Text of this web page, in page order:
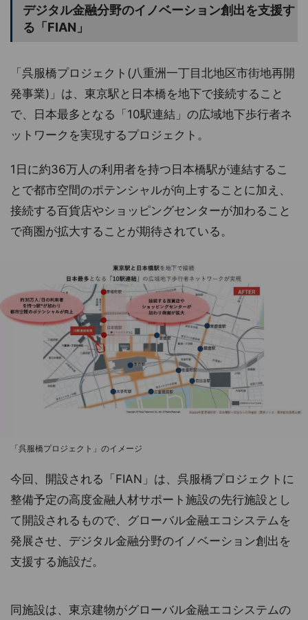
デジタル金融分野のイノベーション創出を支援す
る「FIAN」
「呉服橋プロジェクト(八重洲一丁目北地区市街地再開
発事業)」は、東京駅と日本橋を地下で接続すること
で、日本最多となる「10駅連結」の広域地下歩行者ネ
ットワークを実現するプロジェクト。
1日に約36万人の利用者を持つ日本橋駅が連結するこ
とで都市空間のポテンシャルが向上することに加え、
接続する百貨店やショッピングセンターが加わること
で商圏が拡大することが期待されている。
「呉服橋プロジェクト」のイメージ
今回、開設される「FIAN」は、呉服橋プロジェクトに
整備予定の高度金融人材サポート施設の先行施設とし
て開設されるもので、グローバル金融エコシステムを
発展させ、デジタル金融分野のイノベーション創出を
支援する施設だ。
同施設は、東京建物がグローバル金融エコシステムの